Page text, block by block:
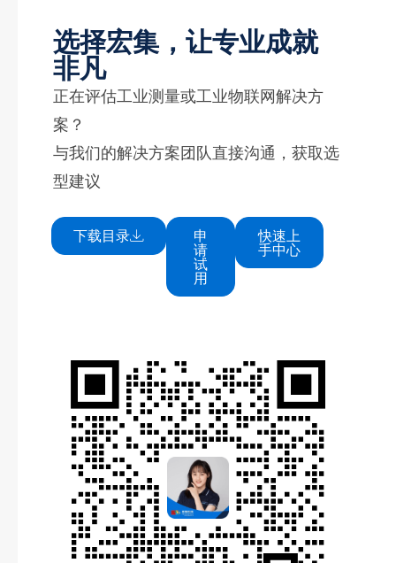
选择宏集，让专业成就
非凡
正在评估工业测量或工业物联网解决方
案？
与我们的解决方案团队直接沟通，获取选
型建议
下载目录 申
请
试
用
快速上
手中心